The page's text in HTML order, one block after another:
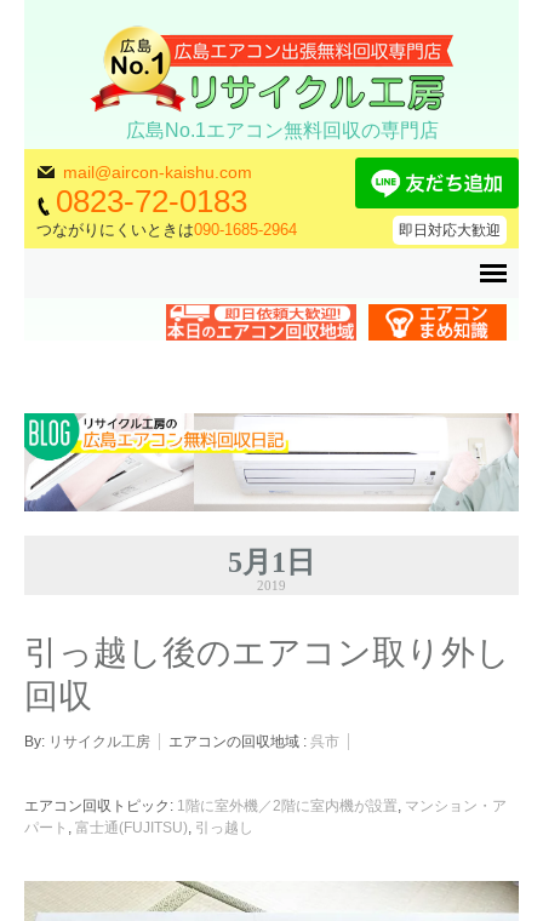
広島No.1エアコン無料回収の専門店
mail@aircon-kaishu.com
0823-72-0183
つながりにくいときは090-1685-2964 即日対応大歓迎
5月1日
2019
引っ越し後のエアコン取り外し
回収
By: リサイクル工房 エアコンの回収地域 : 呉市
エアコン回収トピック: 1階に室外機／2階に室内機が設置 マンション・ア
パート
富士通(FUJITSU) 引っ越し